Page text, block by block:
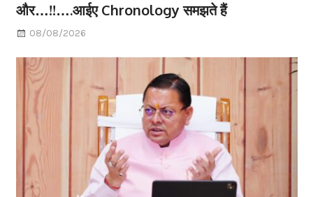
और…!!….आईए Chronology समझते हैं
08/08/2026